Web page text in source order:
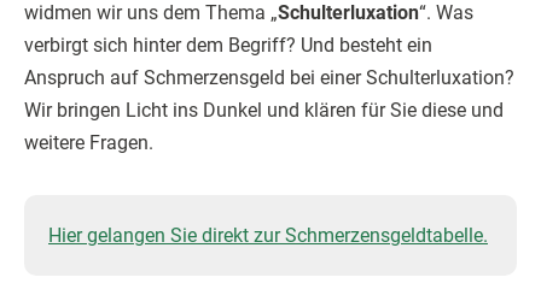
widmen wir uns dem Thema „Schulterluxation“. Was
verbirgt sich hinter dem Begriff? Und besteht ein
Anspruch auf Schmerzensgeld bei einer Schulterluxation?
Wir bringen Licht ins Dunkel und klären für Sie diese und
weitere Fragen.
Hier gelangen Sie direkt zur Schmerzensgeldtabelle.